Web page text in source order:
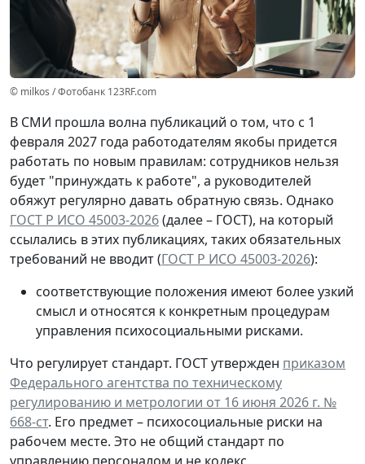
© milkos / Фотобанк 123RF.com
В СМИ прошла волна публикаций о том, что с 1
февраля 2027 года работодателям якобы придется
работать по новым правилам: сотрудников нельзя
будет "принуждать к работе", а руководителей
обяжут регулярно давать обратную связь. Однако
ГОСТ Р ИСО 45003-2026(далее – ГОСТ), на который
ссылались в этих публикациях, таких обязательных
требований не вводит (ГОСТ Р ИСО 45003-2026):
соответствующие положения имеют более узкий
смысл и относятся к конкретным процедурам
управления психосоциальными рисками.
Что регулирует стандарт. ГОСТ утвержден приказом
Федерального агентства по техническому
регулированию и метрологии от 16 июня 2026 г. №
668-ст. Его предмет – психосоциальные риски на
рабочем месте. Это не общий стандарт по